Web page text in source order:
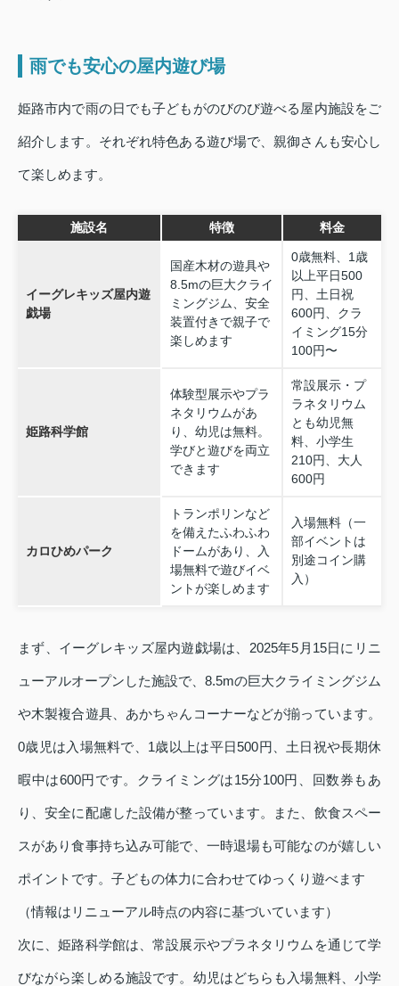
雨でも安心の屋内遊び場
姫路市内で雨の日でも子どもがのびのび遊べる屋内施設をご
紹介します。それぞれ特色ある遊び場で、親御さんも安心し
て楽しめます。
施設名 特徴 料金
イーグレキッズ屋内遊
戯場
国産木材の遊具や
8.5mの巨大クライ
ミングジム、安全
装置付きで親子で
楽しめます
0歳無料、1歳
以上平日500
円、土日祝
600円、クラ
イミング15分
100円〜
姫路科学館
体験型展示やプラ
ネタリウムがあ
り、幼児は無料。
学びと遊びを両立
できます
常設展示・プ
ラネタリウム
とも幼児無
料、小学生
210円、大人
600円
カロひめパーク
トランポリンなど
を備えたふわふわ
ドームがあり、入
場無料で遊びイベ
ントが楽しめます
入場無料（一
部イベントは
別途コイン購
入）
まず、イーグレキッズ屋内遊戯場は、2025年5月15日にリニ
ューアルオープンした施設で、8.5mの巨大クライミングジム
や木製複合遊具、あかちゃんコーナーなどが揃っています。
0歳児は入場無料で、1歳以上は平日500円、土日祝や長期休
暇中は600円です。クライミングは15分100円、回数券もあ
り、安全に配慮した設備が整っています。また、飲食スペー
スがあり食事持ち込み可能で、一時退場も可能なのが嬉しい
ポイントです。子どもの体力に合わせてゆっくり遊べます
（情報はリニューアル時点の内容に基づいています）
次に、姫路科学館は、常設展示やプラネタリウムを通じて学
びながら楽しめる施設です。幼児はどちらも入場無料、小学